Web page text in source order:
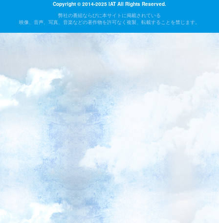
Copyright © 2014-2025 IAT All Rights Reserved.
弊社の番組ならびに本サイトに掲載されている
映像、音声、写真、音楽などの著作物を許可なく複製、転載することを禁じます。